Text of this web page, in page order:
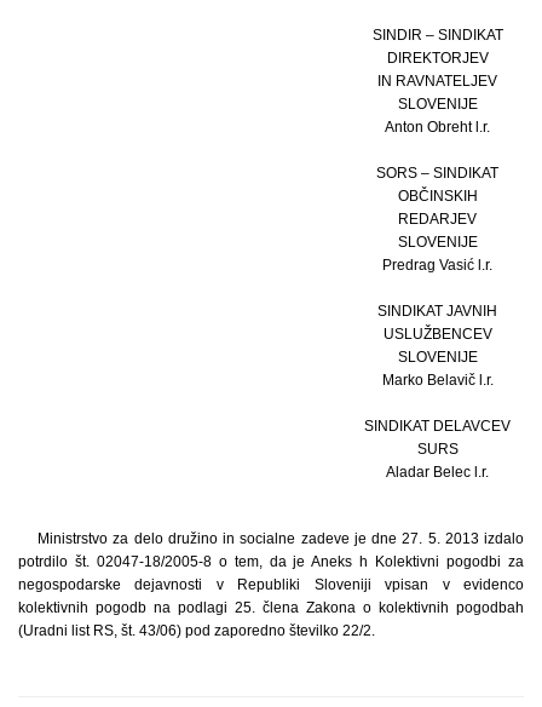
SINDIR – SINDIKAT
DIREKTORJEV
IN RAVNATELJEV
SLOVENIJE
Anton Obreht l.r.
SORS – SINDIKAT
OBČINSKIH
REDARJEV
SLOVENIJE
Predrag Vasić l.r.
SINDIKAT JAVNIH
USLUŽBENCEV
SLOVENIJE
Marko Belavič l.r.
SINDIKAT DELAVCEV
SURS
Aladar Belec l.r.
Ministrstvo za delo družino in socialne zadeve je dne 27. 5. 2013 izdalo
potrdilo št. 02047-18/2005-8 o tem, da je Aneks h Kolektivni pogodbi za
negospodarske dejavnosti v Republiki Sloveniji vpisan v evidenco
kolektivnih pogodb na podlagi 25. člena Zakona o kolektivnih pogodbah
(Uradni list RS, št. 43/06) pod zaporedno številko 22/2.